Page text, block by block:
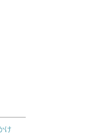
け